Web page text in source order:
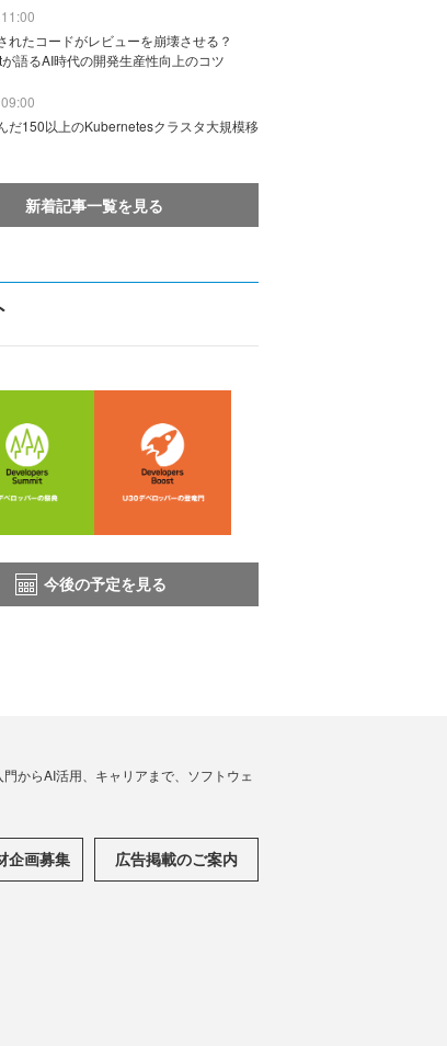
れたコードがレビューを崩壊させる？
語るAI時代の開発生産性向上のコツ
だ150以上のKubernetesクラスタ大規模移
新着記事一覧を見る
今後の予定を見る
からAI活用、キャリアまで、ソフトウェ
企画募集 広告掲載のご案内